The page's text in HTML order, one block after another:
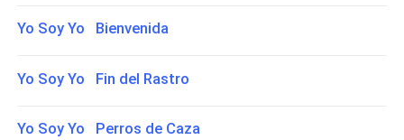
Yo Soy Yo Bienvenida
Yo Soy Yo Fin del Rastro
Yo Soy Yo Perros de Caza